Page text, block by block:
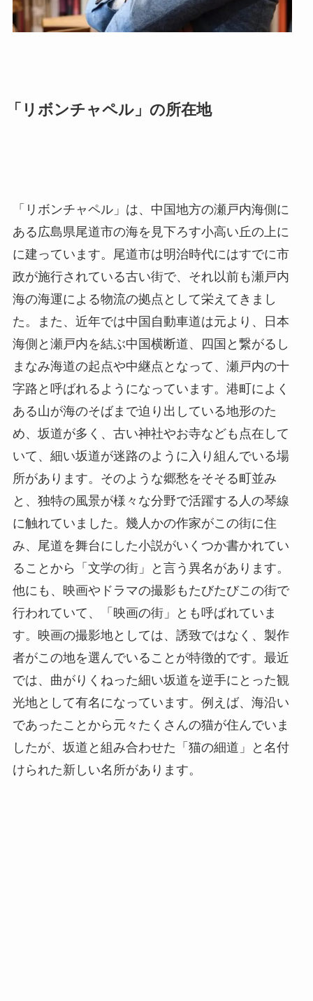
「リボンチャペル」の所在地
「リボンチャペル」は、中国地方の瀬戸内海側に
ある広島県尾道市の海を見下ろす小高い丘の上に
に建っています。尾道市は明治時代にはすでに市
政が施行されている古い街で、それ以前も瀬戸内
海の海運による物流の拠点として栄えてきまし
た。また、近年では中国自動車道は元より、日本
海側と瀬戸内を結ぶ中国横断道、四国と繋がるし
まなみ海道の起点や中継点となって、瀬戸内の十
字路と呼ばれるようになっています。港町によく
ある山が海のそばまで迫り出している地形のた
め、坂道が多く、古い神社やお寺なども点在して
いて、細い坂道が迷路のように入り組んでいる場
所があります。そのような郷愁をそそる町並み
と、独特の風景が様々な分野で活躍する人の琴線
に触れていました。幾人かの作家がこの街に住
み、尾道を舞台にした小説がいくつか書かれてい
ることから「文学の街」と言う異名があります。
他にも、映画やドラマの撮影もたびたびこの街で
行われていて、「映画の街」とも呼ばれていま
す。映画の撮影地としては、誘致ではなく、製作
者がこの地を選んでいることが特徴的です。最近
では、曲がりくねった細い坂道を逆手にとった観
光地として有名になっています。例えば、海沿い
であったことから元々たくさんの猫が住んでいま
したが、坂道と組み合わせた「猫の細道」と名付
けられた新しい名所があります。